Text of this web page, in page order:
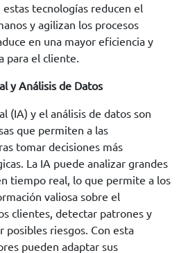
tecnologías reducen el
y agilizan los procesos
en una mayor eficiencia y
para el cliente.
y Análisis de Datos
(IA) y el análisis de datos son
que permiten a las
tomar decisiones más
La IA puede analizar grandes
tiempo real, lo que permite a los
valiosa sobre el
clientes, detectar patrones y
posibles riesgos. Con esta
pueden adaptar sus